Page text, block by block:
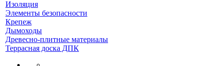
Изоляция
Элементы безопасности
Крепеж
Дымоходы
Древесно-плитные материалы
Террасная доска ДПК